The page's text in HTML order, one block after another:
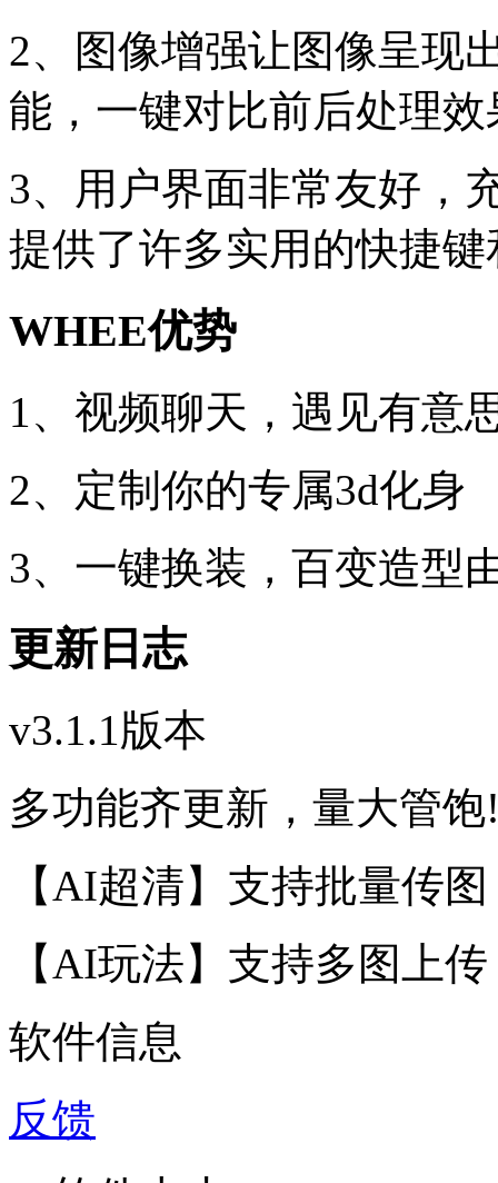
2、图像增强让图像呈现
能，一键对比前后处理效
3、用户界面非常友好，
提供了许多实用的快捷
WHEE优势
1、视频聊天，遇见有意
2、定制你的专属3d化身
3、一键换装，百变造型
更新日志
v3.1.1版本
多功能齐更新，量大管饱
【AI超清】支持批量传
【AI玩法】支持多图上
软件信息
反馈